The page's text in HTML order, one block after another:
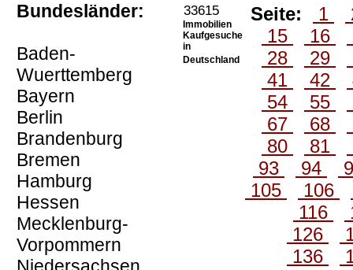
Bundesländer:
Baden-
Wuerttemberg
Bayern
Berlin
Brandenburg
Bremen
Hamburg
Hessen
Mecklenburg-
Vorpommern
33615
Immobilien
Kaufgesuche
in
Deutschland
Seite: 1
15
16
28
29
41
42
54
55
67
68
80
81
93
94
105
106
116
126
136